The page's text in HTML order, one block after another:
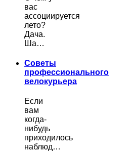
вас
ассоциируется
лето?
Дача.
Ша…
Советы
профессионального
велокурьера
Если
вам
когда-
нибудь
приходилось
наблюд…